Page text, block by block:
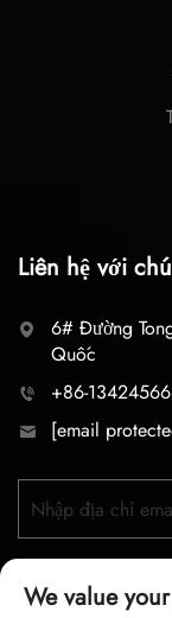
Liên hệ với
6# Đường
Quốc
+86-
[email
We value